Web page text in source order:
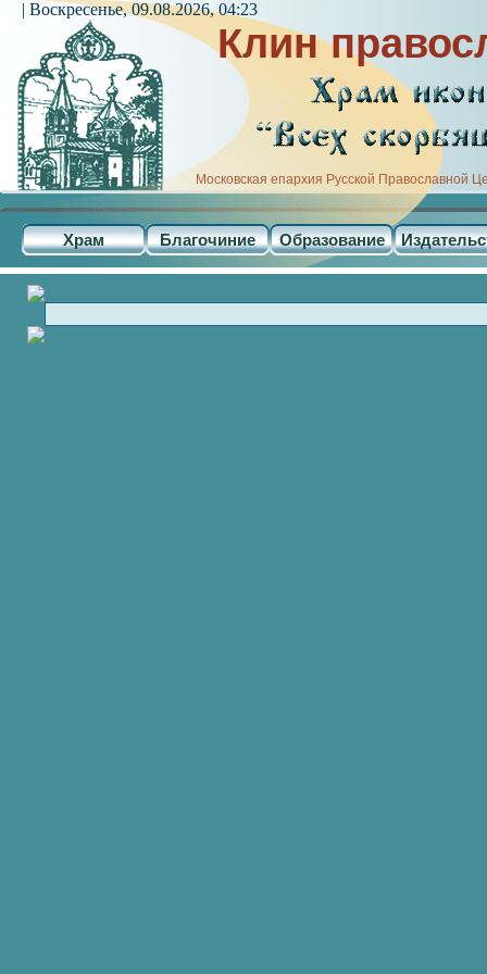
Клин
Московская епархия Русской Православной
Храм Благочиние Образование
| Воскресенье, 09.08.2026, 04:23